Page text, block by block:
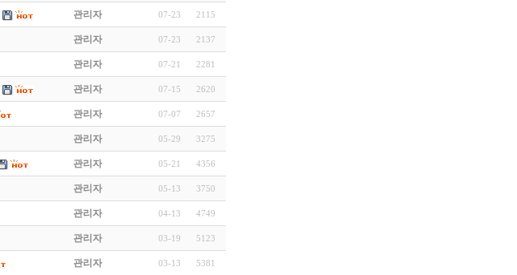
관리자 07-23 2115
관리자 07-23 2137
관리자 07-21 2281
관리자 07-15 2620
관리자 07-07 2657
관리자 05-29 3275
관리자 05-21 4356
관리자 05-13 3750
관리자 04-13 4749
관리자 03-19 5123
관리자 03-13 5381